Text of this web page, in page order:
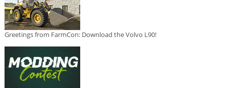
Greetings from FarmCon: Download the Volvo L90!